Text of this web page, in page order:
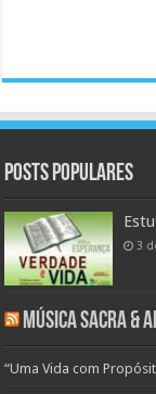
Posts populares
3
Música Sacra &
“Uma Vida com